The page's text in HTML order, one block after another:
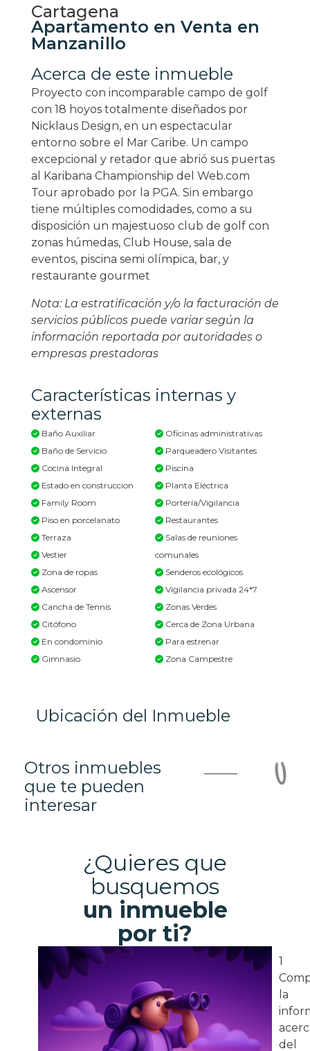
Cartagena
Apartamento en Venta en
Manzanillo
Acerca de este inmueble
Proyecto con incomparable campo de golf
con 18 hoyos totalmente diseñados por
Nicklaus Design, en un espectacular
entorno sobre el Mar Caribe. Un campo
excepcional y retador que abrió sus puertas
al Karibana Championship del Web.com
Tour aprobado por la PGA. Sin embargo
tiene múltiples comodidades, como a su
disposición un majestuoso club de golf con
zonas húmedas, Club House, sala de
eventos, piscina semi olímpica, bar, y
restaurante gourmet
Nota: La estratificación y/o la facturación de
servicios públicos puede variar según la
información reportada por autoridades o
empresas prestadoras
Características internas y
externas
Baño Auxiliar
Baño de Servicio
Cocina Integral
Estado en construccion
Family Room
Piso en porcelanato
Terraza
Vestier
Zona de ropas
Ascensor
Cancha de Tennis
Citófono
En condominio
Gimnasio
Oficinas administrativas
Parqueadero Visitantes
Piscina
Planta Eléctrica
Portería/Vigilancia
Restaurantes
Salas de reuniones
comunales
Senderos ecológicos
Vigilancia privada 24*7
Zonas Verdes
Cerca de Zona Urbana
Para estrenar
Zona Campestre
Ubicación del Inmueble
Otros inmuebles
que te pueden
interesar
¿Quieres que
busquemos
un inmueble
por ti?
1
la
del